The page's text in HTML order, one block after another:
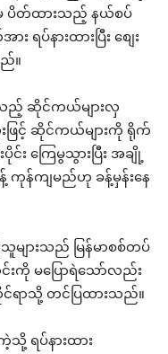
မှ ပိတ်ထားသည့် နယ်စပ်
ပ်နားထားပြီး စျေး
။
ည့် ဆိုင်ကယ်များလှ
င့် ဆိုင်ကယ်များကို ရိုက်
း ကြေမွသွားပြီး အချို့
ကုန်ကျမည်ဟု ခန့်မှန်းနေ
ျားသည် မြန်မာစစ်တပ်
းကို မပြောရဲသော်လည်း
ာသို့ တင်ပြထားသည်။
သို့ ရပ်နားထား